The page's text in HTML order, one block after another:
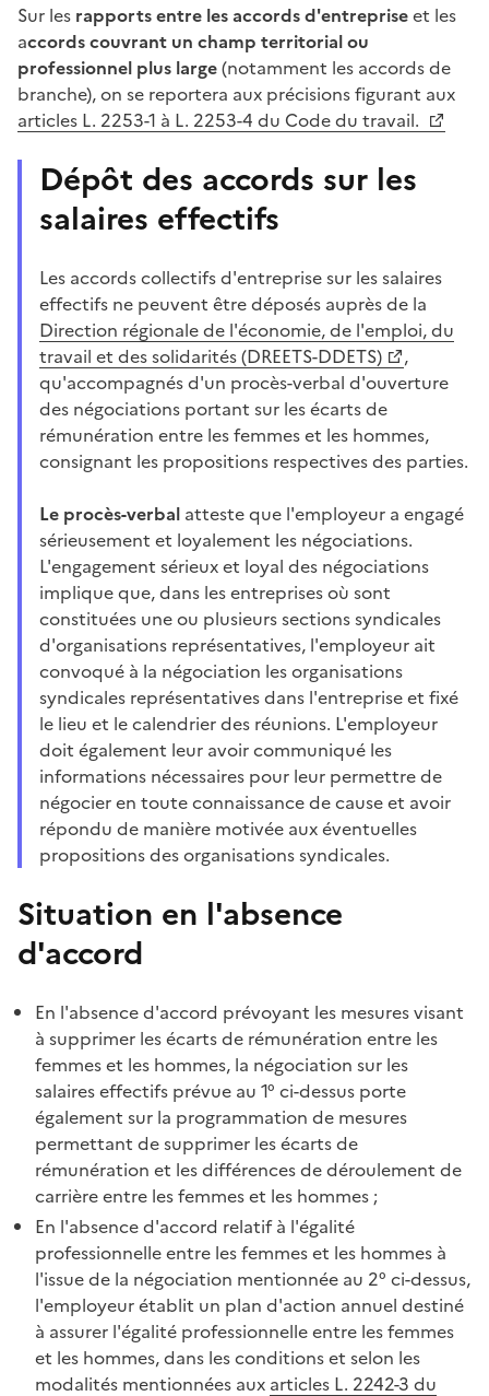
Sur les rapports entre les accords d'entrepriseet les
accords couvrant un champ territorial ou
professionnel plus large(notamment les accords de
branche), on se reportera aux précisions figurant aux
articles L. 2253-1 à L. 2253-4 du Code du travail.
Dépôt des accords sur les
salaires effectifs
Les accords collectifs d'entreprise sur les salaires
effectifs ne peuvent être déposés auprès de la
Direction régionale de l'économie, de l'emploi, du
travail et des solidarités (DREETS-DDETS)
,
qu'accompagnés d'un procès-verbal d'ouverture
des négociations portant sur les écarts de
rémunération entre les femmes et les hommes,
consignant les propositions respectives des parties.
Le procès-verbal atteste que l'employeur a engagé
sérieusement et loyalement les négociations.
L'engagement sérieux et loyal des négociations
implique que, dans les entreprises où sont
constituées une ou plusieurs sections syndicales
d'organisations représentatives, l'employeur ait
convoqué à la négociation les organisations
syndicales représentatives dans l'entreprise et fixé
le lieu et le calendrier des réunions. L'employeur
doit également leur avoir communiqué les
informations nécessaires pour leur permettre de
négocier en toute connaissance de cause et avoir
répondu de manière motivée aux éventuelles
propositions des organisations syndicales.
Situation en l'absence
d'accord
En l'absence d'accord prévoyant les mesures visant
à supprimer les écarts de rémunération entre les
femmes et les hommes, la négociation sur les
salaires effectifs prévue au 1° ci-dessus porte
également sur la programmation de mesures
permettant de supprimer les écarts de
rémunération et les différences de déroulement de
carrière entre les femmes et les hommes ;
En l'absence d'accord relatif à l'égalité
professionnelle entre les femmes et les hommes à
l'issue de la négociation mentionnée au 2° ci-dessus,
l'employeur établit un plan d'action annuel destiné
à assurer l'égalité professionnelle entre les femmes
et les hommes, dans les conditions et selon les
modalités mentionnées aux articles L. 2242-3 du